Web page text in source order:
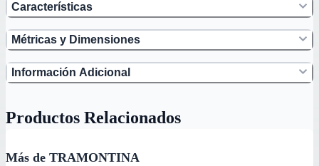
Características
Métricas y Dimensiones
Información Adicional
Productos Relacionados
Más de TRAMONTINA